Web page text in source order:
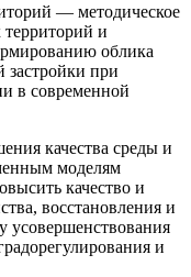
— методическое
территорий и
облика
застройки при
в современной
качества среды и
моделям
качество и
восстановления и
усовершенствования
и